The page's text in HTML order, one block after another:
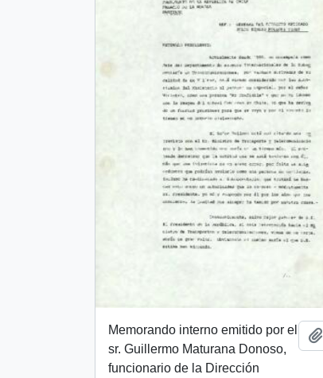
Memorando interno emitido por el
sr. Guillermo Maturana Donoso,
funcionario de la Dirección